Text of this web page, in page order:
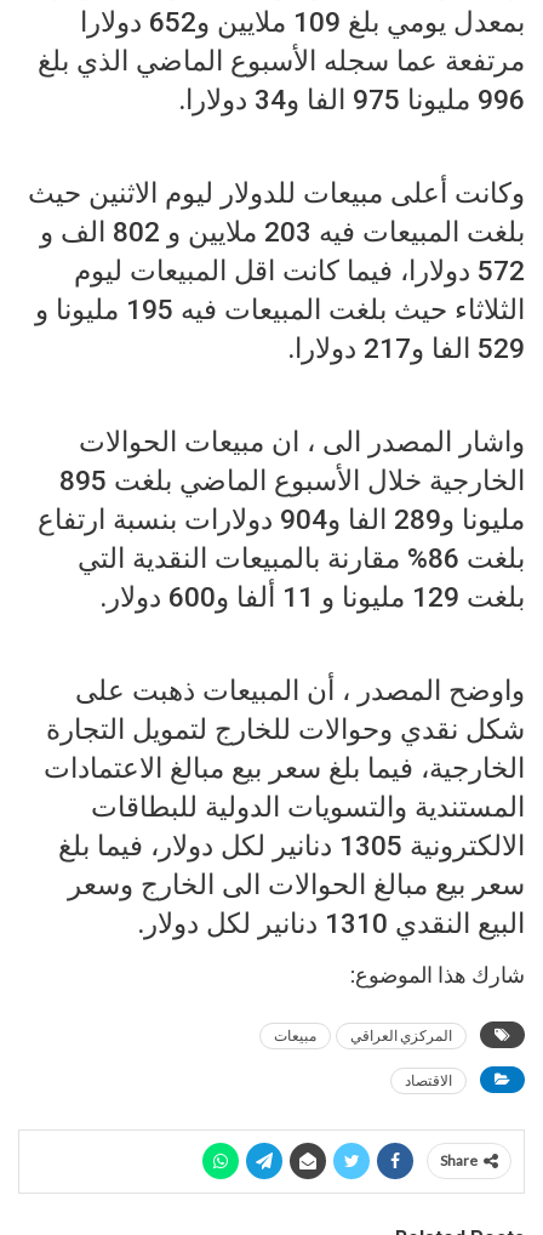
بمعدل يومي بلغ 109 ملايين و652 دولارا
مرتفعة عما سجله الأسبوع الماضي الذي بلغ
996 مليونا 975 الفا و34 دولارا.
وكانت أعلى مبيعات للدولار ليوم الاثنين حيث
بلغت المبيعات فيه 203 ملايين و 802 الف و
572 دولارا، فيما كانت اقل المبيعات ليوم
الثلاثاء حيث بلغت المبيعات فيه 195 مليونا و
529 الفا و217 دولارا.
واشار المصدر الى ، ان مبيعات الحوالات
الخارجية خلال الأسبوع الماضي بلغت 895
مليونا و289 الفا و904 دولارات بنسبة ارتفاع
بلغت 86% مقارنة بالمبيعات النقدية التي
بلغت 129 مليونا و 11 ألفا و600 دولار.
واوضح المصدر ، أن المبيعات ذهبت على
شكل نقدي وحوالات للخارج لتمويل التجارة
الخارجية، فيما بلغ سعر بيع مبالغ الاعتمادات
المستندية والتسويات الدولية للبطاقات
الالكترونية 1305 دنانير لكل دولار، فيما بلغ
سعر بيع مبالغ الحوالات الى الخارج وسعر
البيع النقدي 1310 دنانير لكل دولار.
شارك هذا الموضوع:
المركزي العراقي مبيعات
الاقتصاد
Share